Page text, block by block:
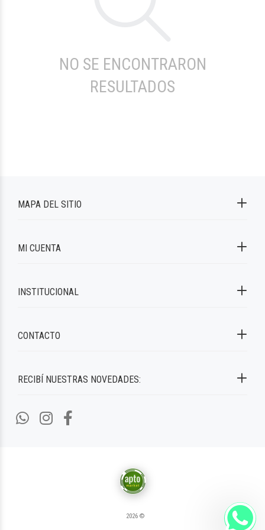
NO SE ENCONTRARON
RESULTADOS
RECIBÍ NUESTRAS NOVEDADES:
MAPA DEL SITIO
MI CUENTA
INSTITUCIONAL
CONTACTO
2026 ©